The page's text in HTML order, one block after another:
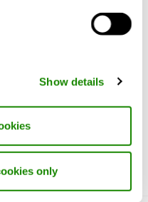
Show details
only